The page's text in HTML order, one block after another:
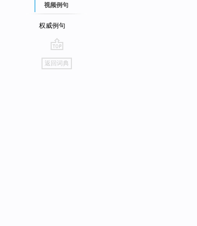
视频例句
权威例句
go
top
返回词典